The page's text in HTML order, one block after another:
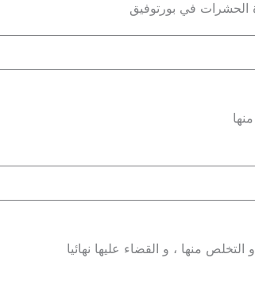
الحشرات في بورتوفيق
منها ، و القضاء عليها نهائيا